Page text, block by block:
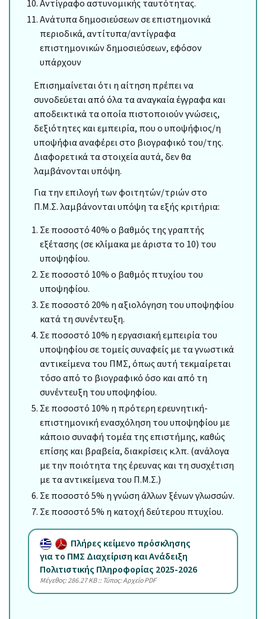
Aντίγραφο αστυνομικής ταυτότητας.
Aνάτυπα δημοσιεύσεων σε επιστημονικά
περιοδικά, αντίτυπα/αντίγραφα
επιστημονικών δημοσιεύσεων, εφόσον
υπάρχουν
Επισημαίνεται ότι η αίτηση πρέπει να
συνοδεύεται από όλα τα αναγκαία έγγραφα και
αποδεικτικά τα οποία πιστοποιούν γνώσεις,
δεξιότητες και εμπειρία, που ο υποψήφιος/η
υποψήφια αναφέρει στο βιογραφικό του/της.
Διαφορετικά τα στοιχεία αυτά, δεν θα
λαμβάνονται υπόψη.
Για την επιλογή των φοιτητών/τριών στο
Π.Μ.Σ. λαμβάνονται υπόψη τα εξής κριτήρια:
Σε ποσοστό 40% ο βαθμός της γραπτής
εξέτασης (σε κλίμακα με άριστα το 10) του
υποψηφίου.
Σε ποσοστό 10% ο βαθμός πτυχίου του
υποψηφίου.
Σε ποσοστό 20% η αξιολόγηση του υποψηφίου
κατά τη συνέντευξη.
Σε ποσοστό 10% η εργασιακή εμπειρία του
υποψηφίου σε τομείς συναφείς με τα γνωστικά
αντικείμενα του ΠΜΣ, όπως αυτή τεκμαίρεται
τόσο από το βιογραφικό όσο και από τη
συνέντευξη του υποψηφίου.
Σε ποσοστό 10% η πρότερη ερευνητική-
επιστημονική ενασχόληση του υποψηφίου με
κάποιο συναφή τομέα της επιστήμης, καθώς
επίσης και βραβεία, διακρίσεις κ.λπ. (ανάλογα
με την ποιότητα της έρευνας και τη συσχέτιση
με τα αντικείμενα του Π.Μ.Σ.)
Σε ποσοστό 5% η γνώση άλλων ξένων γλωσσών.
Σε ποσοστό 5% η κατοχή δεύτερου πτυχίου.
Πλήρες κείμενο πρόσκλησης
για το ΠΜΣ Διαχείριση και Ανάδειξη
Πολιτιστικής Πληροφορίας 2025-2026
Mέγεθος: 286.27 KB :: Τύπος: Αρχείο PDF